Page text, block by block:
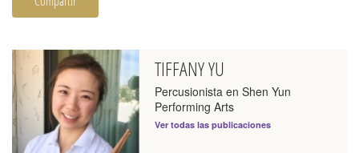
TIFFANY YU
Percusionista en Shen Yun
Performing Arts
Ver todas las publicaciones